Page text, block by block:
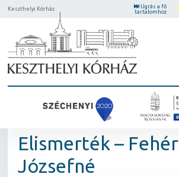
Keszthelyi Kórház
Ugrás a fő
tartalomhoz
Elismerték – Fehér
Józsefné